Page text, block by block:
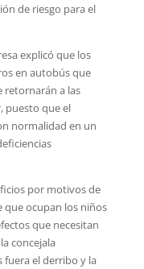
de riesgo para el
explicó que los
en autobús que
retornarán a las
puesto que el
normalidad en un
por motivos de
que ocupan los niños
que necesitan
concejala
fuera el derribo y la